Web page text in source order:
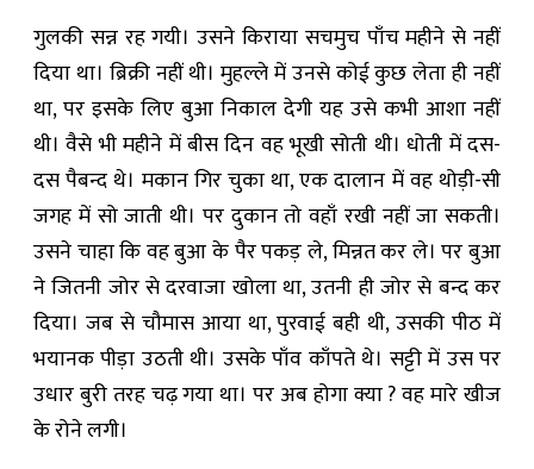
गुलकी सन्न रह गयी। उसने किराया सचमुच पाँच महीने से नहीं
दिया था। ब्रिक्री नहीं थी। मुहल्ले में उनसे कोई कुछ लेता ही नहीं
था, पर इसके लिए बुआ निकाल देगी यह उसे कभी आशा नहीं
थी। वैसे भी महीने में बीस दिन वह भूखी सोती थी। धोती में दस-
दस पैबन्द थे। मकान गिर चुका था, एक दालान में वह थोड़ी-सी
जगह में सो जाती थी। पर दुकान तो वहाँ रखी नहीं जा सकती।
उसने चाहा कि वह बुआ के पैर पकड़ ले, मिन्नत कर ले। पर बुआ
ने जितनी जोर से दरवाजा खोला था, उतनी ही जोर से बन्द कर
दिया। जब से चौमास आया था, पुरवाई बही थी, उसकी पीठ में
भयानक पीड़ा उठती थी। उसके पाँव काँपते थे। सट्टी में उस पर
उधार बुरी तरह चढ़ गया था। पर अब होगा क्या ? वह मारे खीज
के रोने लगी।